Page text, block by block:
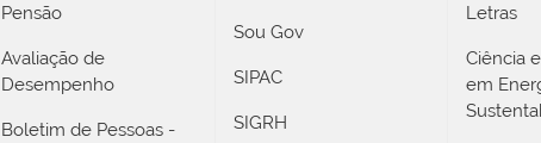
Pensão
Avaliação de
Desempenho
Boletim de Pessoas -
Sou Gov
SIPAC
SIGRH
Letras
Ciência
em